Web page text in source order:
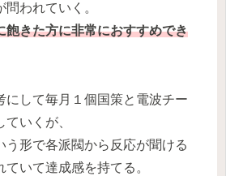
われていく。
飽きた方に非常におすすめでき
にして毎月１個国策と電波チー
ていくが、
う形で各派閥から反応が聞ける
いて達成感を持てる。